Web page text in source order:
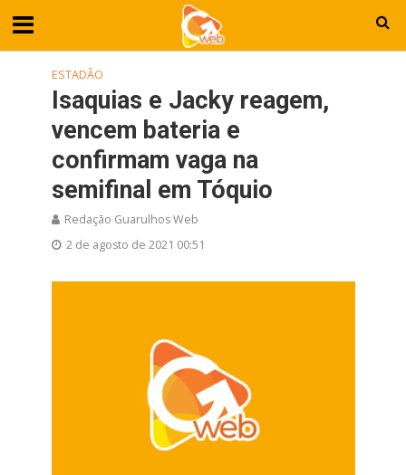
ESTADÃO
Isaquias e Jacky reagem,
vencem bateria e
confirmam vaga na
semifinal em Tóquio
Redação Guarulhos Web
2 de agosto de 2021 00:51